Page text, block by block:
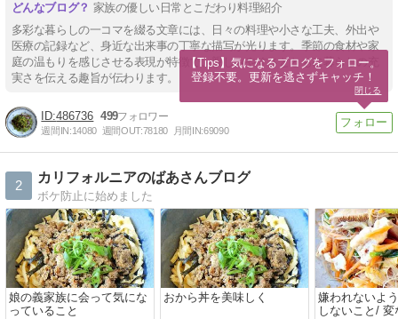
家族の優しい日常とこだわり料理紹介
多彩な暮らしの一コマを綴る文章には、日々の料理や小さな工夫、外出や
医療の記録など、身近な出来事の丁寧な描写が光ります。季節の食材や家
庭の温もりを感じさせる表現が特徴で、親しみやすさとともに暮らしの充
実さを伝える趣旨が伝わります。
486736 499
週間IN:14080 週間OUT:78180 月間IN:69090
2
カリフォルニアのばあさんブログ
ボケ防止に始めました
娘の義家族に会って気にな
っていること
おから丼を美味しく
嫌われないよ
しないこと/ 変
【Tips】気になるブログをフォロー。
登録不要。更新を逃さずキャッチ！
閉じる